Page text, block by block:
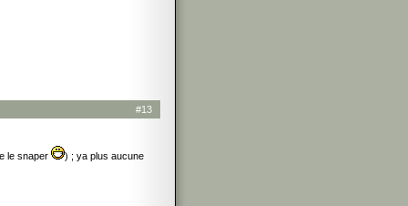
#13
le snaper
) ; ya plus aucune